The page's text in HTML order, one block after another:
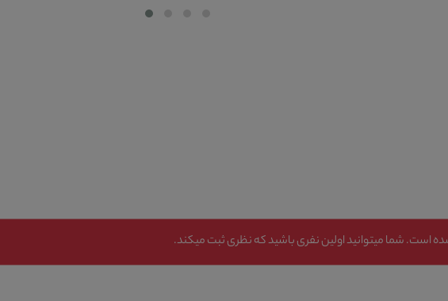
است. شما میتوانید اولین نفری باشید که نظری ثبت میکند.